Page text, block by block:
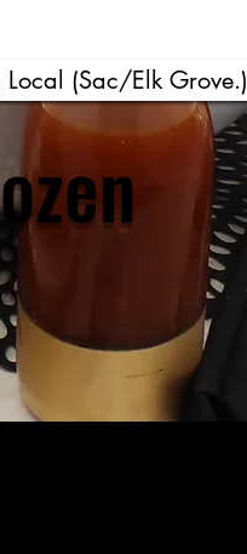
(Sac/Elk Grove.)